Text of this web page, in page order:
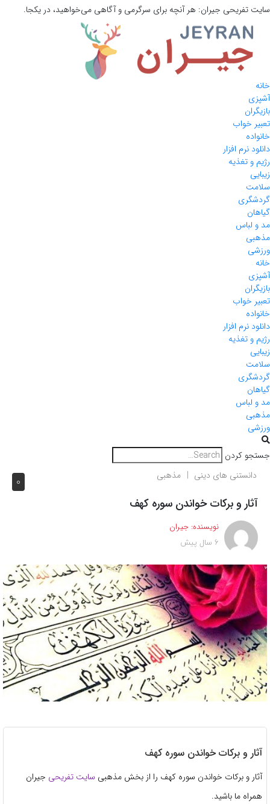
سایت تفریحی جیران: هر آنچه برای سرگرمی و آگاهی می‌خواهید، در یکجا.
خانه
آشپزی
بازیگران
تعبیر خواب
خانواده
دانلود نرم افزار
رژیم و تغذیه
زیبایی
سلامت
گردشگری
گیاهان
مد و لباس
مذهبی
ورزشی
خانه
آشپزی
بازیگران
تعبیر خواب
خانواده
دانلود نرم افزار
رژیم و تغذیه
زیبایی
سلامت
گردشگری
گیاهان
مد و لباس
مذهبی
ورزشی
جستجو کردن
0 دانستنی های دینی مذهبی
آثار و برکات خواندن سوره کهف
نویسنده: جیران
6 سال پیش
آثار و برکات خواندن سوره کهف
آثار و برکات خواندن سوره کهف را از بخش مذهبی سایت تفریحی جیران
همراه ما باشید.